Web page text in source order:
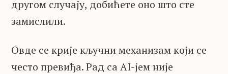
другом случају, добићете оно што сте
замислили.
Овде се крије кључни механизам који се
често превиђа. Рад са AI-јем није